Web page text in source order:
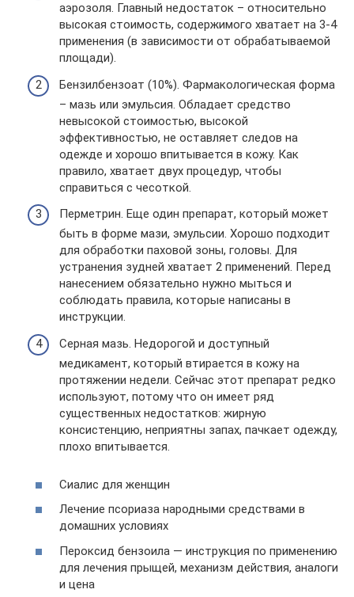
аэрозоля. Главный недостаток – относительно
высокая стоимость, содержимого хватает на 3-4
применения (в зависимости от обрабатываемой
площади).
Бензилбензоат (10%). Фармакологическая форма
– мазь или эмульсия. Обладает средство
невысокой стоимостью, высокой
эффективностью, не оставляет следов на
одежде и хорошо впитывается в кожу. Как
правило, хватает двух процедур, чтобы
справиться с чесоткой.
Перметрин. Еще один препарат, который может
быть в форме мази, эмульсии. Хорошо подходит
для обработки паховой зоны, головы. Для
устранения зудней хватает 2 применений. Перед
нанесением обязательно нужно мыться и
соблюдать правила, которые написаны в
инструкции.
Серная мазь. Недорогой и доступный
медикамент, который втирается в кожу на
протяжении недели. Сейчас этот препарат редко
используют, потому что он имеет ряд
существенных недостатков: жирную
консистенцию, неприятны запах, пачкает одежду,
плохо впитывается.
Сиалис для женщин
Лечение псориаза народными средствами в
домашних условиях
Пероксид бензоила — инструкция по применению
для лечения прыщей, механизм действия, аналоги
и цена